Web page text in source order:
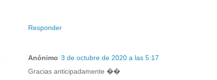
Responder
Anónimo 3 de octubre de 2020 a las 5:17
Gracias anticipadamente ��